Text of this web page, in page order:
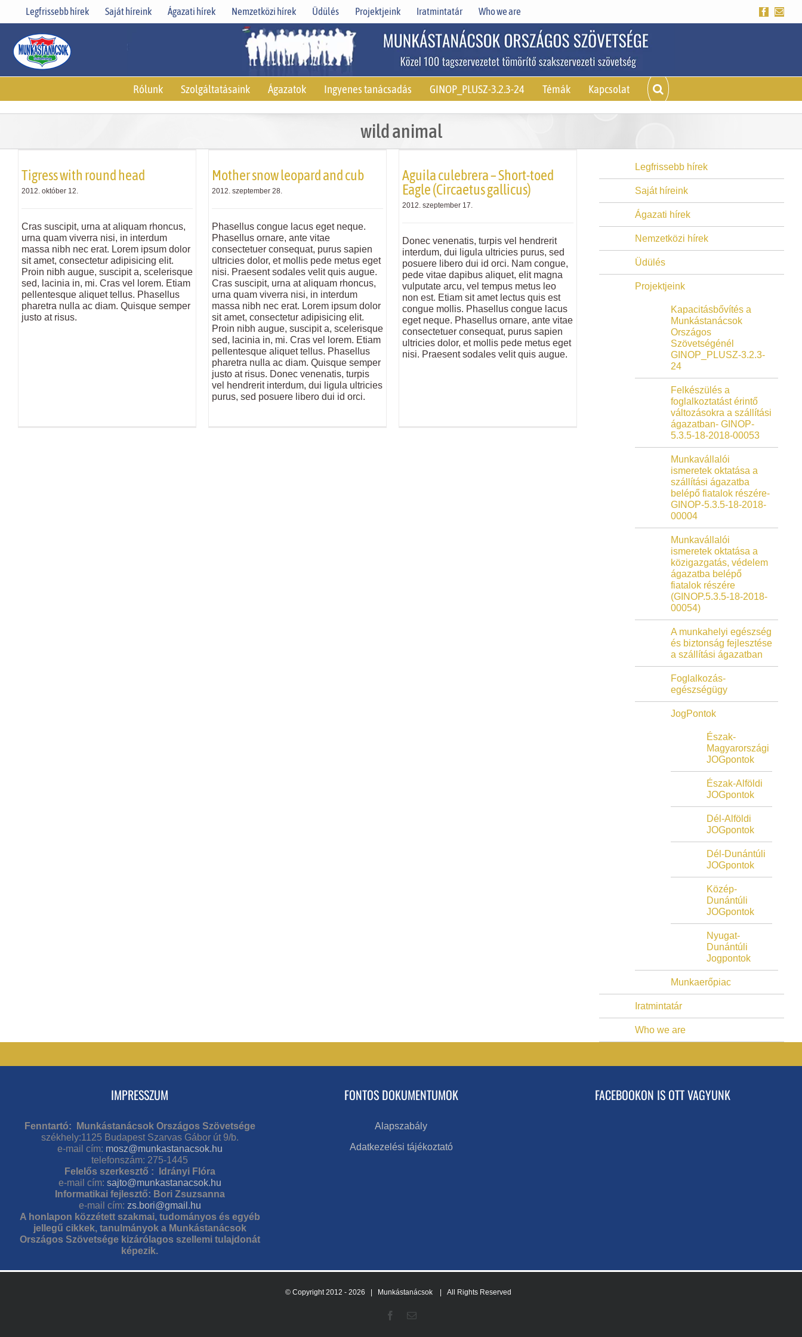
Legfrissebb hírek Saját híreink Ágazati hírek Nemzetközi hírek Üdülés Projektjeink Iratmintatár Who we are Facebook
Rólunk Szolgáltatásaink Ágazatok Ingyenes tanácsadás GINOP_PLUSZ-3.2.3-24 Témák Kapcsolat
wild animal
Tigress with round head
2012. október 12.
Cras suscipit, urna at aliquam rhoncus,
urna quam viverra nisi, in interdum
massa nibh nec erat. Lorem ipsum dolor
sit amet, consectetur adipisicing elit.
Proin nibh augue, suscipit a, scelerisque
sed, lacinia in, mi. Cras vel lorem. Etiam
pellentesque aliquet tellus. Phasellus
pharetra nulla ac diam. Quisque semper
justo at risus.
Mother snow leopard and cub
2012. szeptember 28.
Phasellus congue lacus eget neque.
Phasellus ornare, ante vitae
consectetuer consequat, purus sapien
ultricies dolor, et mollis pede metus eget
nisi. Praesent sodales velit quis augue.
Cras suscipit, urna at aliquam rhoncus,
urna quam viverra nisi, in interdum
massa nibh nec erat. Lorem ipsum dolor
sit amet, consectetur adipisicing elit.
Proin nibh augue, suscipit a, scelerisque
sed, lacinia in, mi. Cras vel lorem. Etiam
pellentesque aliquet tellus. Phasellus
pharetra nulla ac diam. Quisque semper
justo at risus. Donec venenatis, turpis
vel hendrerit interdum, dui ligula ultricies
purus, sed posuere libero dui id orci.
Aguila culebrera – Short-toed
Eagle (Circaetus gallicus)
2012. szeptember 17.
Donec venenatis, turpis vel hendrerit
interdum, dui ligula ultricies purus, sed
posuere libero dui id orci. Nam congue,
pede vitae dapibus aliquet, elit magna
vulputate arcu, vel tempus metus leo
non est. Etiam sit amet lectus quis est
congue mollis. Phasellus congue lacus
eget neque. Phasellus ornare, ante vitae
consectetuer consequat, purus sapien
ultricies dolor, et mollis pede metus eget
nisi. Praesent sodales velit quis augue.
Legfrissebb hírek
Saját híreink
Ágazati hírek
Nemzetközi hírek
Üdülés
Projektjeink
Kapacitásbővítés a
Munkástanácsok
Országos
Szövetségénél
GINOP_PLUSZ-3.2.3-
24
Felkészülés a
foglalkoztatást érintő
változásokra a szállítási
ágazatban- GINOP-
5.3.5-18-2018-00053
Munkavállalói
ismeretek oktatása a
szállítási ágazatba
belépő fiatalok részére-
GINOP-5.3.5-18-2018-
00004
Munkavállalói
ismeretek oktatása a
közigazgatás, védelem
ágazatba belépő
fiatalok részére
(GINOP.5.3.5-18-2018-
00054)
A munkahelyi egészség
és biztonság fejlesztése
a szállítási ágazatban
Foglalkozás-
egészségügy
JogPontok
Észak-
Magyarországi
JOGpontok
Észak-Alföldi
JOGpontok
Dél-Alföldi
JOGpontok
Dél-Dunántúli
JOGpontok
Közép-
Dunántúli
JOGpontok
Nyugat-
Dunántúli
Jogpontok
Munkaerőpiac
Iratmintatár
Who we are
IMPRESSZUM
Fenntartó: Munkástanácsok Országos Szövetsége
székhely:1125 Budapest Szarvas Gábor út 9/b.
e-mail cím: mosz@munkastanacsok.hu
telefonszám: 275-1445
Felelős szerkesztő : Idrányi Flóra
e-mail cím: sajto@munkastanacsok.hu
Informatikai fejlesztő: Bori Zsuzsanna
e-mail cím: zs.bori@gmail.hu
A honlapon közzétett szakmai, tudományos és egyéb
jellegű cikkek, tanulmányok a Munkástanácsok
Országos Szövetsége kizárólagos szellemi tulajdonát
képezik.
FONTOS DOKUMENTUMOK
Alapszabály
Adatkezelési tájékoztató
FACEBOOKON IS OTT VAGYUNK
© Copyright 2012 - 2026 | Munkástanácsok | All Rights Reserved
Facebook
Email